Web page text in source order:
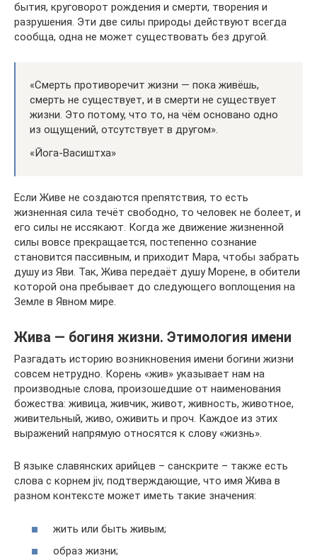
бытия, круговорот рождения и смерти, творения и
разрушения. Эти две силы природы действуют всегда
сообща, одна не может существовать без другой.
«Смерть противоречит жизни — пока живёшь,
смерть не существует, и в смерти не существует
жизни. Это потому, что то, на чём основано одно
из ощущений, отсутствует в другом».
«Йога-Васиштха»
Если Живе не создаются препятствия, то есть
жизненная сила течёт свободно, то человек не болеет, и
его силы не иссякают. Когда же движение жизненной
силы вовсе прекращается, постепенно сознание
становится пассивным, и приходит Мара, чтобы забрать
душу из Яви. Так, Жива передаёт душу Морене, в обители
которой она пребывает до следующего воплощения на
Земле в Явном мире.
Жива — богиня жизни. Этимология имени
Разгадать историю возникновения имени богини жизни
совсем нетрудно. Корень «жив» указывает нам на
производные слова, произошедшие от наименования
божества: живица, живчик, живот, живность, животное,
живительный, живо, оживить и проч. Каждое из этих
выражений напрямую относятся к слову «жизнь».
В языке славянских арийцев – санскрите – также есть
слова с корнем jiv, подтверждающие, что имя Жива в
разном контексте может иметь такие значения:
жить или быть живым;
образ жизни;